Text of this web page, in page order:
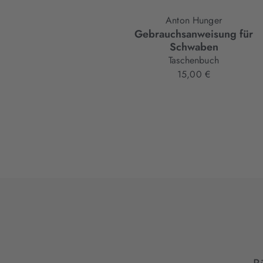
Anton Hunger
Gebrauchsanweisung für
Schwaben
Taschenbuch
15,00 €